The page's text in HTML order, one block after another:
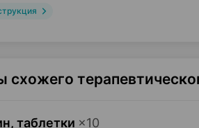
схожего
таблетки ×10